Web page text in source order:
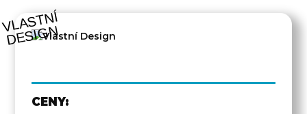
V
L
A
S
T
NÍ
D
E
SI
G
N
CENY: